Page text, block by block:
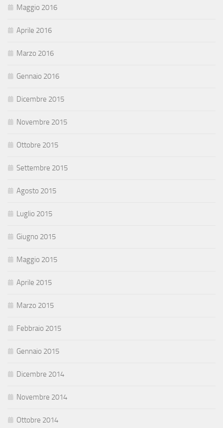
Maggio 2016
Aprile 2016
Marzo 2016
Gennaio 2016
Dicembre 2015
Novembre 2015
Ottobre 2015
Settembre 2015
Agosto 2015
Luglio 2015
Giugno 2015
Maggio 2015
Aprile 2015
Marzo 2015
Febbraio 2015
Gennaio 2015
Dicembre 2014
Novembre 2014
Ottobre 2014